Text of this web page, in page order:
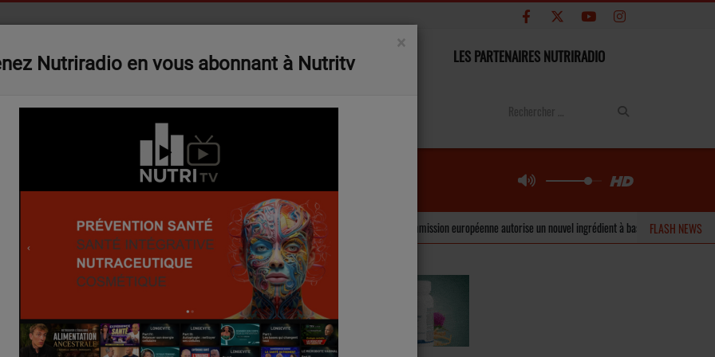
NUTRITV NUTRITALK GALA PARTICIPEZ LES PARTENAIRES NUTRIRADIO
FLASH NEWS
son autorisation européenne dans les compléments alimentaires La Commission européenne autorise un nouvel ingrédient à base d’inuline pour les barres de
×
Nutriradio en vous abonnant à Nutritv